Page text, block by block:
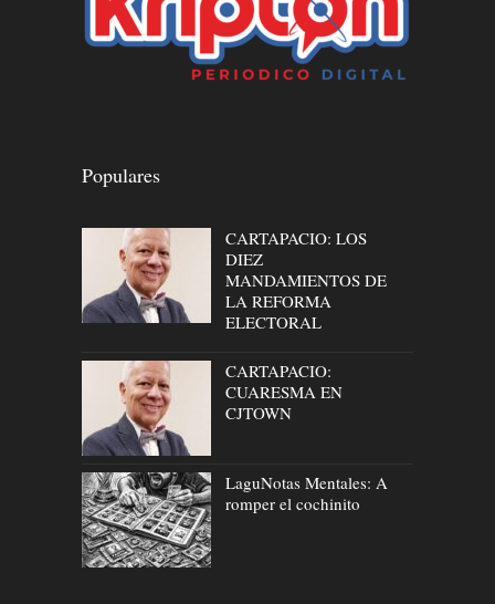
Populares
CARTAPACIO: LOS
DIEZ
MANDAMIENTOS DE
LA REFORMA
ELECTORAL
CARTAPACIO:
CUARESMA EN
CJTOWN
LaguNotas Mentales: A
romper el cochinito